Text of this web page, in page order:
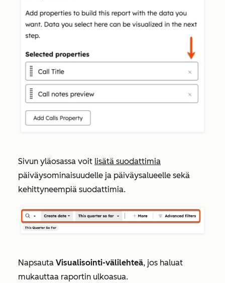
Sivun yläosassa voit lisätä suodattimia
päiväysominaisuudelle ja päiväysalueelle sekä
kehittyneempiä suodattimia.
Napsauta Visualisointi-välilehteä, jos haluat
mukauttaa raportin ulkoasua.